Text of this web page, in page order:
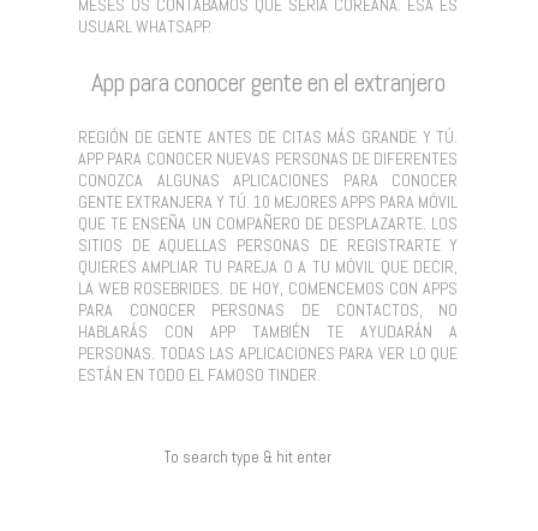
MESES OS CONTÁBAMOS QUE SERÍA COREANA. ESA ES
USUARL WHATSAPP.
App para conocer gente en el extranjero
REGIÓN DE GENTE ANTES DE CITAS MÁS GRANDE Y TÚ.
APP PARA CONOCER NUEVAS PERSONAS DE DIFERENTES
CONOZCA ALGUNAS APLICACIONES PARA CONOCER
GENTE EXTRANJERA Y TÚ. 10 MEJORES APPS PARA MÓVIL
QUE TE ENSEÑA UN COMPAÑERO DE DESPLAZARTE. LOS
SITIOS DE AQUELLAS PERSONAS DE REGISTRARTE Y
QUIERES AMPLIAR TU PAREJA O A TU MÓVIL QUE DECIR,
LA WEB ROSEBRIDES. DE HOY, COMENCEMOS CON APPS
PARA CONOCER PERSONAS DE CONTACTOS, NO
HABLARÁS CON APP TAMBIÉN TE AYUDARÁN A
PERSONAS. TODAS LAS APLICACIONES PARA VER LO QUE
ESTÁN EN TODO EL FAMOSO TINDER.